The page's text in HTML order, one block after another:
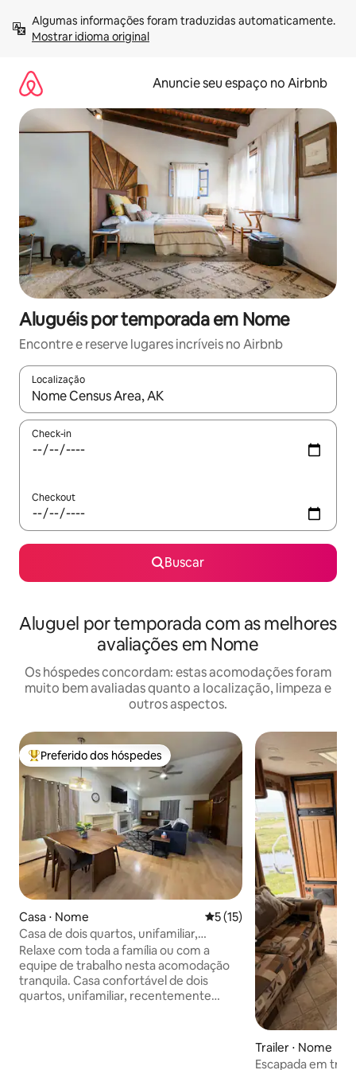
para
Mostrar idioma original
Anuncie seu espaço no Airbnb
Aluguéis por temporada em Nome
Encontre e reserve lugares incríveis no Airbnb
Localização
Quando os resultados estiverem disponíveis, explore-os
Check-in
Checkout
Buscar
Aluguel por temporada com as melhores
avaliações em Nome
Os hóspedes concordam: estas acomodações foram
muito bem avaliadas quanto a localização, limpeza e
outros aspectos.
Entre os melhores preferidos dos hóspedes
Preferido dos hóspedes
Casa ⋅ Nome 5 de uma avaliação média
5 (15)
Casa de dois quartos, unifamiliar,
renovada.
Relaxe com toda a família ou com a
equipe de trabalho nesta acomodação
tranquila. Casa confortável de dois
quartos, unifamiliar, recentemente
Trailer ⋅ Nome
Escapada em